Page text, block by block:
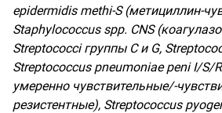
epidermidis methi-S (метициллин-
Staphylococcus spp. CNS
Streptococci группы С и G,
Streptococcus pneumoniae peni I/S/
умеренно чувствительные/-
резистентные), Streptococcus